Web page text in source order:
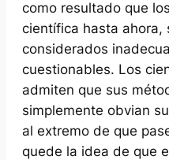
como resultado que
científica hasta ahora,
considerados
cuestionables. Los
admiten que sus
simplemente obvian
al extremo de que
quede la idea de que